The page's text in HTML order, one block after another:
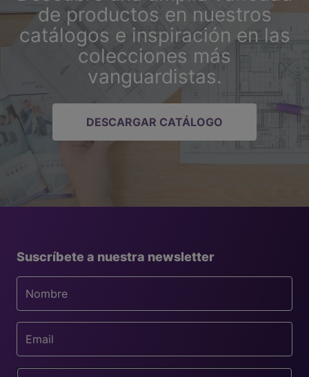
de productos en nuestros
catálogos e inspiración en las
colecciones más
vanguardistas.
DESCARGAR CATÁLOGO
Suscríbete a nuestra newsletter